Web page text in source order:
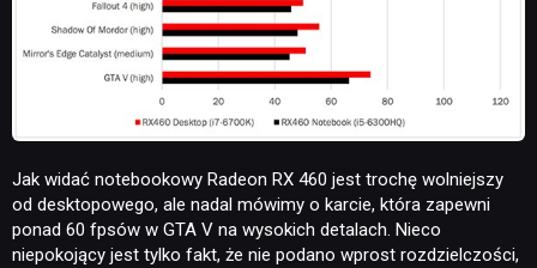
Jak widać notebookowy Radeon RX 460 jest trochę wolniejszy
od desktopowego, ale nadal mówimy o karcie, która zapewni
ponad 60 fpsów w GTA V na wysokich detalach. Nieco
niepokojący jest tylko fakt, że nie podano wprost rozdzielczości,